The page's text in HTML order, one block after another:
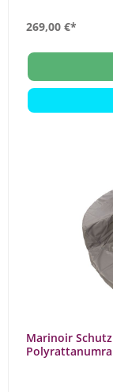
269,00 €*
Marinoir